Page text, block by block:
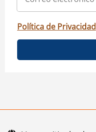
Política de Privacidad